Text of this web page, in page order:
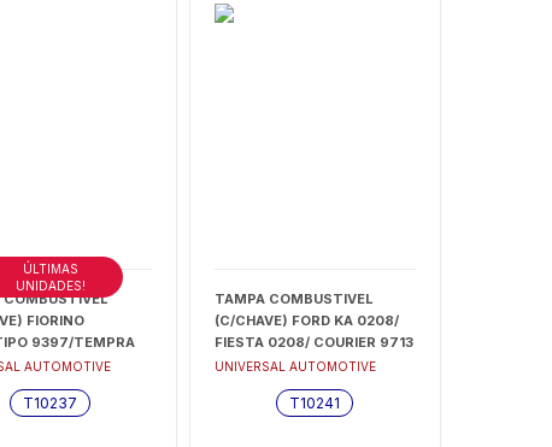
COMBUSTIVEL
FIORINO
9397/TEMPRA
SW 9497
- T10237
AUTOMOTIVE
ÚLTIMAS
UNIDADES!
T10237
TAMPA COMBUSTIVEL
(C/CHAVE) FORD KA 0208/
FIESTA 0208/ COURIER 9713
- T10241
UNIVERSAL AUTOMOTIVE
T10241